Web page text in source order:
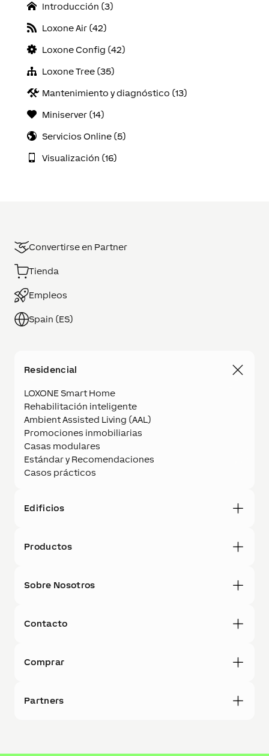
Introducción (3)
Loxone Air (42)
Loxone Config (42)
Loxone Tree (35)
Mantenimiento y diagnóstico (13)
Miniserver (14)
Servicios Online (5)
Visualización (16)
Convertirse en Partner
Tienda
Empleos
Spain (ES)
Residencial
LOXONE Smart Home
Rehabilitación inteligente
Ambient Assisted Living (AAL)
Promociones inmobiliarias
Casas modulares
Estándar y Recomendaciones
Casos prácticos
Edificios
Productos
Sobre Nosotros
Contacto
Comprar
Partners